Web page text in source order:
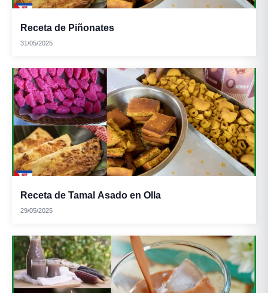
Receta de Piñonates
31/05/2025
Receta de Tamal Asado en Olla
29/05/2025